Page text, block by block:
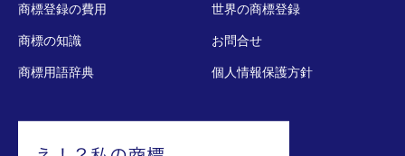
商標登録の費用
商標の知識
商標用語辞典
世界の商標登録
お問合せ
個人情報保護方針